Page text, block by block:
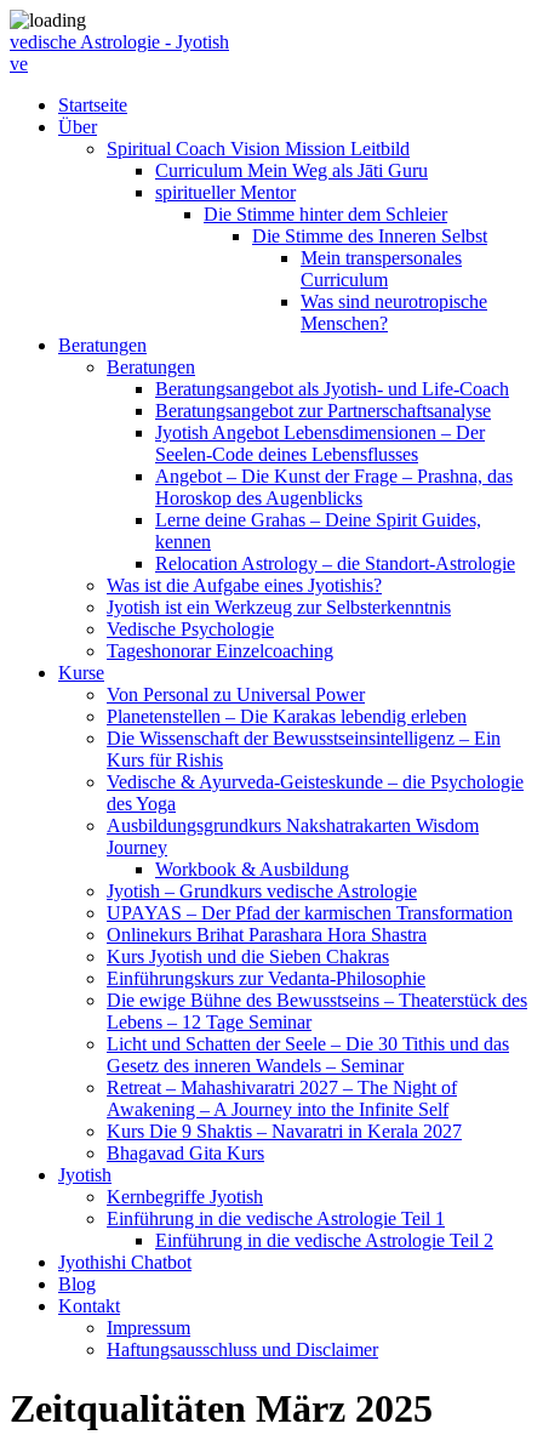
vedische Astrologie - Jyotish
ve
Startseite
Über
Spiritual Coach Vision Mission Leitbild
Curriculum Mein Weg als Jāti Guru
spiritueller Mentor
Die Stimme hinter dem Schleier
Die Stimme des Inneren Selbst
Mein transpersonales
Curriculum
Was sind neurotropische
Menschen?
Beratungen
Beratungen
Beratungsangebot als Jyotish- und Life-Coach
Beratungsangebot zur Partnerschaftsanalyse
Jyotish Angebot Lebensdimensionen – Der
Seelen-Code deines Lebensflusses
Angebot – Die Kunst der Frage – Prashna, das
Horoskop des Augenblicks
Lerne deine Grahas – Deine Spirit Guides,
kennen
Relocation Astrology – die Standort-Astrologie
Was ist die Aufgabe eines Jyotishis?
Jyotish ist ein Werkzeug zur Selbsterkenntnis
Vedische Psychologie
Tageshonorar Einzelcoaching
Kurse
Von Personal zu Universal Power
Planetenstellen – Die Karakas lebendig erleben
Die Wissenschaft der Bewusstseinsintelligenz – Ein
Kurs für Rishis
Vedische & Ayurveda-Geisteskunde – die Psychologie
des Yoga
Ausbildungsgrundkurs Nakshatrakarten Wisdom
Journey
Workbook & Ausbildung
Jyotish – Grundkurs vedische Astrologie
UPAYAS – Der Pfad der karmischen Transformation
Onlinekurs Brihat Parashara Hora Shastra
Kurs Jyotish und die Sieben Chakras
Einführungskurs zur Vedanta-Philosophie
Die ewige Bühne des Bewusstseins – Theaterstück des
Lebens – 12 Tage Seminar
Licht und Schatten der Seele – Die 30 Tithis und das
Gesetz des inneren Wandels – Seminar
Retreat – Mahashivaratri 2027 – The Night of
Awakening – A Journey into the Infinite Self
Kurs Die 9 Shaktis – Navaratri in Kerala 2027
Bhagavad Gita Kurs
Jyotish
Kernbegriffe Jyotish
Einführung in die vedische Astrologie Teil 1
Einführung in die vedische Astrologie Teil 2
Jyothishi Chatbot
Blog
Kontakt
Impressum
Haftungsausschluss und Disclaimer
Zeitqualitäten März 2025